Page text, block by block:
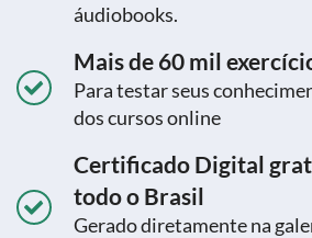
áudiobooks.
Mais de 60 mil
Para testar seus
dos cursos online
Certificado Digital
todo o Brasil
Gerado diretamente na